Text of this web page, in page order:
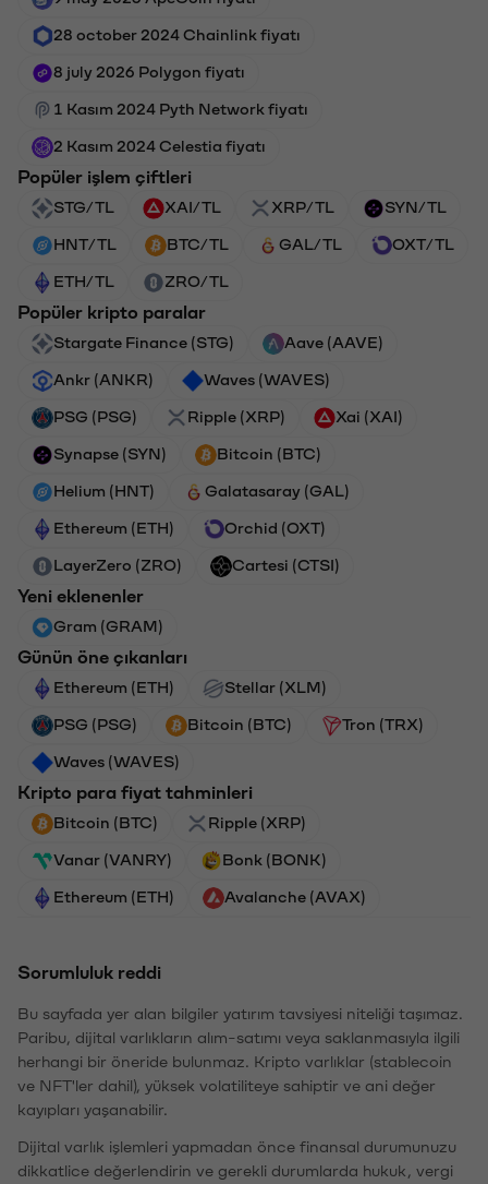
28 october 2024 Chainlink fiyatı
8 july 2026 Polygon fiyatı
1 Kasım 2024 Pyth Network fiyatı
2 Kasım 2024 Celestia fiyatı
Popüler işlem çiftleri
STG/TL XAI/TL XRP/TL SYN/TL
HNT/TL BTC/TL GAL/TL OXT/TL
ETH/TL ZRO/TL
Popüler kripto paralar
Stargate Finance (STG) Aave (AAVE)
Ankr (ANKR) Waves (WAVES)
PSG (PSG) Ripple (XRP) Xai (XAI)
Synapse (SYN) Bitcoin (BTC)
Helium (HNT) Galatasaray (GAL)
Ethereum (ETH) Orchid (OXT)
LayerZero (ZRO) Cartesi (CTSI)
Yeni eklenenler
Gram (GRAM)
Günün öne çıkanları
Ethereum (ETH) Stellar (XLM)
PSG (PSG) Bitcoin (BTC) Tron (TRX)
Waves (WAVES)
Kripto para fiyat tahminleri
Bitcoin (BTC) Ripple (XRP)
Vanar (VANRY) Bonk (BONK)
Ethereum (ETH) Avalanche (AVAX)
Sorumluluk reddi
Bu sayfada yer alan bilgiler yatırım tavsiyesi niteliği taşımaz.
Paribu, dijital varlıkların alım-satımı veya saklanmasıyla ilgili
herhangi bir öneride bulunmaz. Kripto varlıklar (stablecoin
ve NFT'ler dahil), yüksek volatiliteye sahiptir ve ani değer
kayıpları yaşanabilir.
Dijital varlık işlemleri yapmadan önce finansal durumunuzu
dikkatlice değerlendirin ve gerekli durumlarda hukuk, vergi